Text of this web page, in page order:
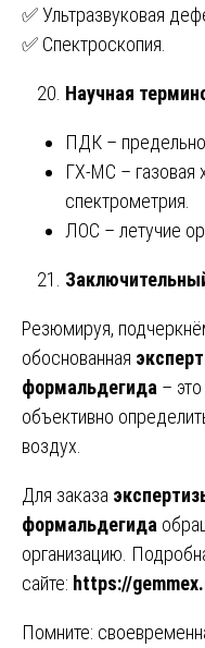
✅ Ультразвуковая
✅ Спектроскопия.
Научная
ПДК – предельно
ГХ-МС – газовая
спектрометрия.
ЛОС – летучие
Резюмируя,
обоснованная
формальдегида –
объективно
воздух.
Для заказа
формальдегида
организацию.
сайте: https://
Помните: